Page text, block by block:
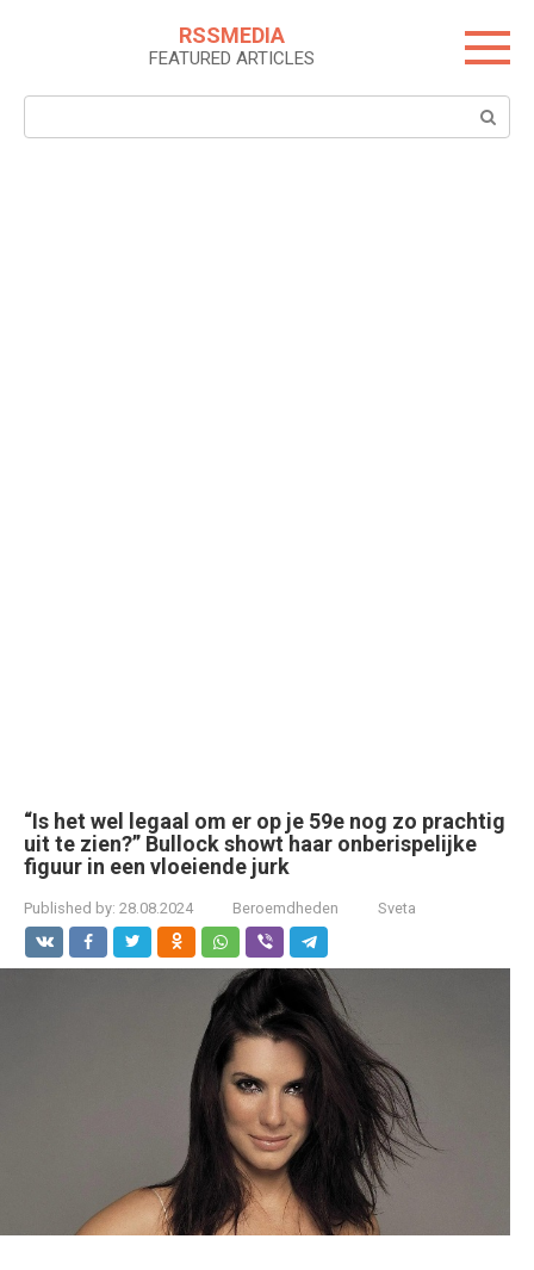
RSSMEDIA
FEATURED ARTICLES
Search:
“Is het wel legaal om er op je 59e nog zo prachtig
uit te zien?” Bullock showt haar onberispelijke
figuur in een vloeiende jurk
Published by: 28.08.2024 Beroemdheden Sveta